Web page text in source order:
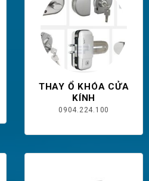
THAY Ổ KHÓA CỬA
KÍNH
0904.224.100